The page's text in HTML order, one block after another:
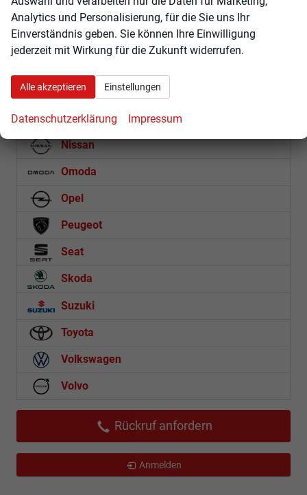
Kia
Mercedes-Benz
Sprinter
MG
Nissan
Omoda
Opel
Peugeot
Seat
Skoda
Suzuki
Toyota
Volkswagen
Volvo
Rückruf anfordern
Anmelden
Analytics und Personalisierung, für die Sie uns Ihr
Einverständnis geben. Sie können Ihre Einwilligung
jederzeit mit Wirkung für die Zukunft widerrufen.
Alle akzeptieren Einstellungen
Datenschutzerklärung Impressum